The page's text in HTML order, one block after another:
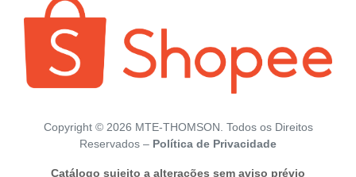
Copyright © 2026 MTE-THOMSON. Todos os Direitos
Reservados – Política de Privacidade
Catálogo sujeito a alterações sem aviso prévio